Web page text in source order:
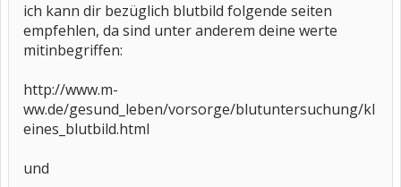
ich kann dir bezüglich blutbild folgende seiten
empfehlen, da sind unter anderem deine werte
mitinbegriffen:
http://www.m-
ww.de/gesund_leben/vorsorge/blutuntersuchung/kl
eines_blutbild.html
und